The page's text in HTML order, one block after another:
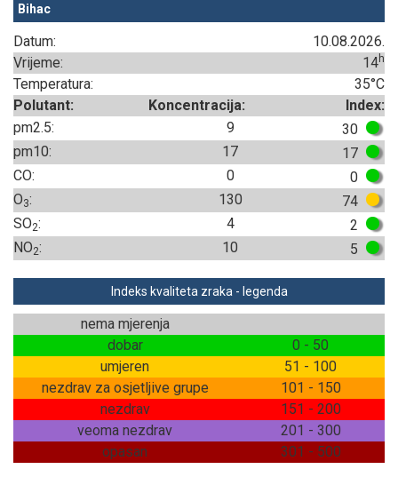
Bihac
Datum:
10.08.2026.
Vrijeme:
14h
Temperatura:
35°C
Polutant:
Koncentracija:
Index:
pm2.5:
9
30
pm10:
17
17
CO:
0
0
O3: 130
74
SO2: 4
2
NO2: 10 5
Indeks kvaliteta zraka - legenda
nema mjerenja
dobar
0 - 50
umjeren
51 - 100
nezdrav za osjetljive grupe
101 - 150
nezdrav
151 - 200
veoma nezdrav
201 - 300
opasan
301 - 500